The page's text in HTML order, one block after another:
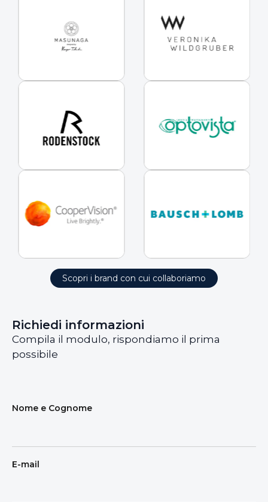
Scopri i brand con cui collaboriamo
Richiedi informazioni
Compila il modulo, rispondiamo il prima
possibile
Nome e Cognome
E-mail